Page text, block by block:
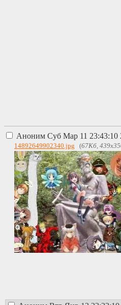
Аноним Суб Мар 11 23:43:10
14892649902340.jpg (67Кб,